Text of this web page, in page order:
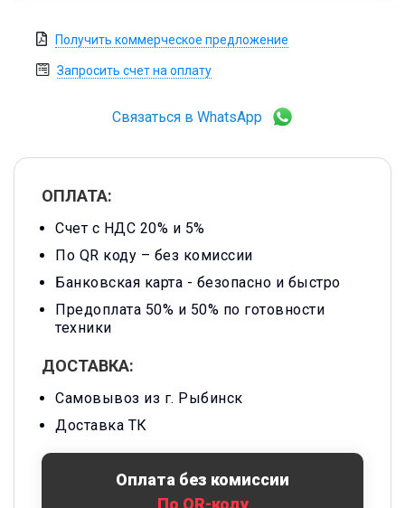
Получить коммерческое предложение
Запросить счет на оплату
Связаться в WhatsApp
ОПЛАТА:
Счет с НДС 20% и 5%
По QR коду – без комиссии
Банковская карта - безопасно и быстро
Предоплата 50% и 50% по готовности
техники
ДОСТАВКА:
Самовывоз из г. Рыбинск
Доставка ТК
Оплата без комиссии
По QR-коду